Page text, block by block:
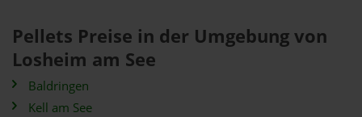
Pellets Preise in der Umgebung von
Losheim am See
Baldringen
Kell am See